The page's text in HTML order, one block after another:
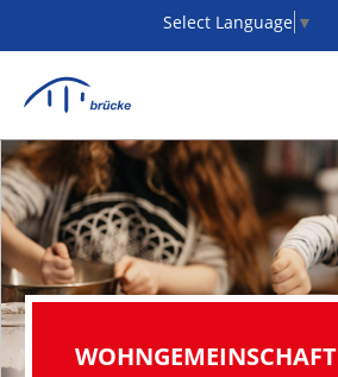
Select Language ▼
WOHNGEMEINSCHAFT